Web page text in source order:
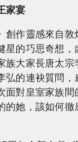
家宴
創作靈感來自
星的巧思奇想
族大家長唐太
弘的連袂質問
面對皇室家族
的她，該如何徹